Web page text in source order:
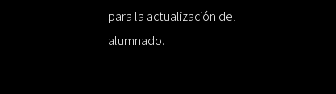
para la actualización del
alumnado.